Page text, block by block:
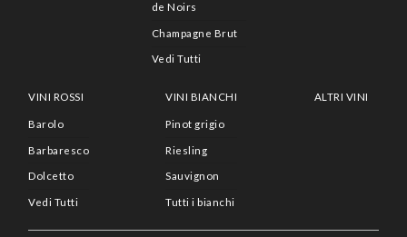
de Noirs
Champagne Brut
Vedi Tutti
VINI ROSSI
Barolo
Barbaresco
Dolcetto
Vedi Tutti
VINI BIANCHI
Pinot grigio
Riesling
Sauvignon
Tutti i bianchi
ALTRI VINI